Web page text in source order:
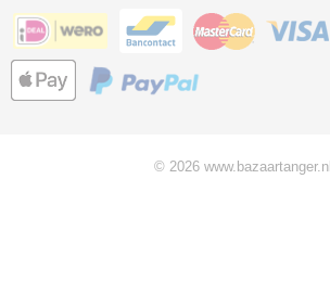
© 2026 www.bazaartanger.nl